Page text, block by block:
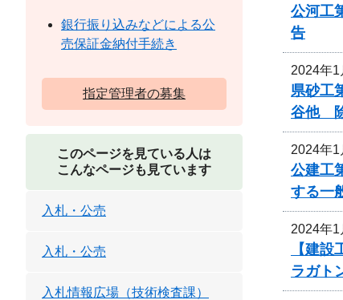
公河工
告
2024年
県砂工
谷他
2024年
公建工
する一
2024年
【建
ラガト
銀行振り込みなどによる公
売保証金納付手続き
指定管理者の募集
このページを見ている人は
こんなページも見ています
入札・公売
入札・公売
入札情報広場（技術検査課）